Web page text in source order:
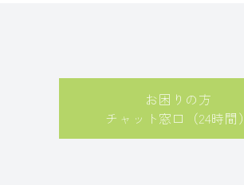
お困りの方
チャット窓口（24時間）